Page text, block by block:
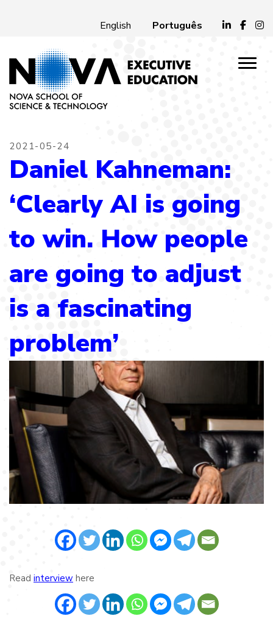
English Português
2021-05-24
Daniel Kahneman:
‘Clearly AI is going
to win. How people
are going to adjust
is a fascinating
problem’
Read interview here